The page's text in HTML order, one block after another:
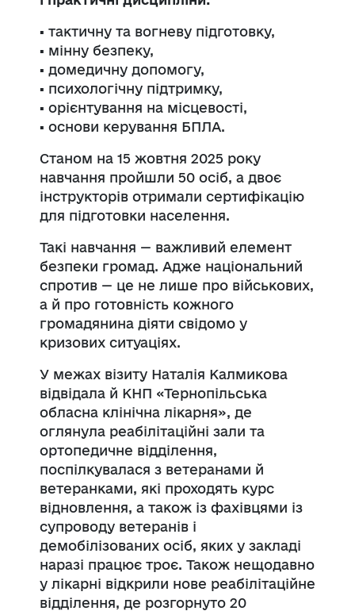
▪ тактичну та вогневу підготовку,
▪ мінну безпеку,
▪ домедичну допомогу,
▪ психологічну підтримку,
▪ орієнтування на місцевості,
▪ основи керування БПЛА.
Станом на 15 жовтня 2025 року
навчання пройшли 50 осіб, а двоє
інструкторів отримали сертифікацію
для підготовки населення.
Такі навчання — важливий елемент
безпеки громад. Адже національний
спротив — це не лише про військових,
а й про готовність кожного
громадянина діяти свідомо у
кризових ситуаціях.
У межах візиту Наталія Калмикова
відвідала й КНП «Тернопільська
обласна клінічна лікарня», де
оглянула реабілітаційні зали та
ортопедичне відділення,
поспілкувалася з ветеранами й
ветеранками, які проходять курс
відновлення, а також із фахівцями із
супроводу ветеранів і
демобілізованих осіб, яких у закладі
наразі працює троє. Також нещодавно
у лікарні відкрили нове реабілітаційне
відділення, де розгорнуто 20